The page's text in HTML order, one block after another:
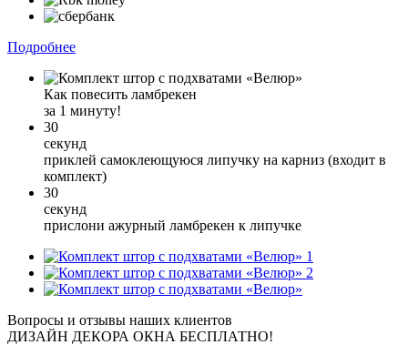
Подробнее
Как повесить ламбрекен
за 1 минуту!
30
секунд
приклей самоклеющуюся липучку на карниз (входит в
комплект)
30
секунд
прислони ажурный ламбрекен к липучке
1
2
Вопросы и отзывы наших клиентов
ДИЗАЙН ДЕКОРА ОКНА БЕСПЛАТНО!